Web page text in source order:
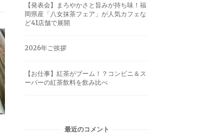
【発表会】まろやかさと旨みが持ち味！福
岡県産「八女抹茶フェア」が人気カフェな
ど41店舗で展開
2026年ご挨拶
【お仕事】紅茶がブーム！？コンビニ＆ス
ーパーの紅茶飲料を飲み比べ
最近のコメント